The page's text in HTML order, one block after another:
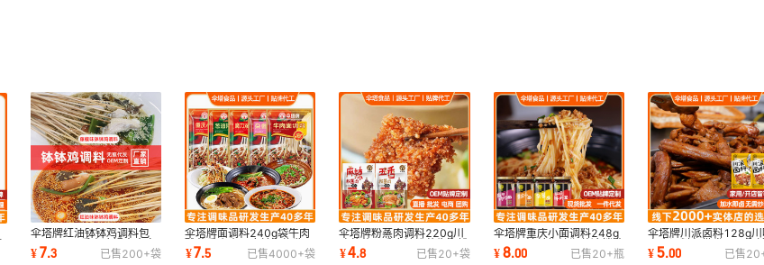
伞塔牌红油钵钵鸡调料包
210g四川乐山冷锅串串家
用冒菜麻辣烫底料
¥7.3 已售200+袋
伞塔牌面调料240g袋牛肉
酸菜重庆小面麻辣杂炸酱面
水煮面调料商用
¥7.5 已售4000+袋
伞塔牌粉蒸肉调料220g川
味蒸菜五香麻辣粉蒸牛肉排
骨家用商用批发
¥4.8 已售20+袋
伞塔牌重庆小面调料248g
四川红油辣椒油瓶装凉拌菜
凉面凉皮调味料
¥8.00 已售20+瓶
伞塔牌川派卤料128g川
卤肉调料包批发四川麻
料包商用酱香卤
¥5.00 已售